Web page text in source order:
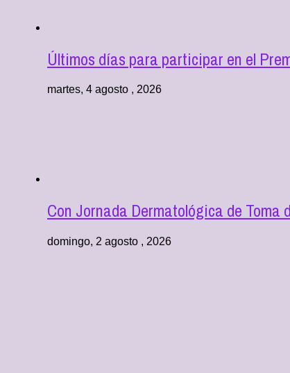
Últimos días para participar en el
martes, 4 agosto , 2026
Con Jornada Dermatológica de
domingo, 2 agosto , 2026